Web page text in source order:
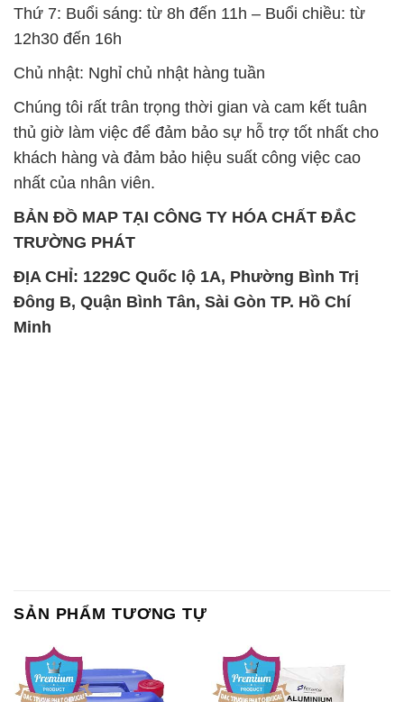
Thứ 7: Buổi sáng: từ 8h đến 11h – Buổi chiều: từ
12h30 đến 16h
Chủ nhật: Nghỉ chủ nhật hàng tuần
Chúng tôi rất trân trọng thời gian và cam kết tuân
thủ giờ làm việc để đảm bảo sự hỗ trợ tốt nhất cho
khách hàng và đảm bảo hiệu suất công việc cao
nhất của nhân viên.
BẢN ĐỒ MAP TẠI CÔNG TY HÓA CHẤT ĐẮC
TRƯỜNG PHÁT
ĐỊA CHỈ: 1229C Quốc lộ 1A, Phường Bình Trị
Đông B, Quận Bình Tân, Sài Gòn TP. Hồ Chí
Minh
SẢN PHẨM TƯƠNG TỰ